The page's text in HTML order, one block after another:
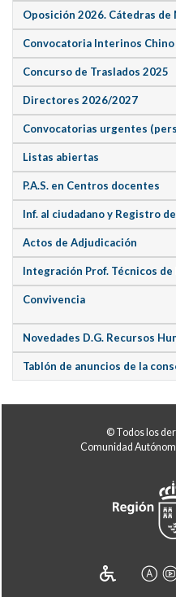
Oposición 2026. Cátedras de
Convocatoria Interinos Chino
Concurso de Traslados 2025
Directores 2026/2027
Convocatorias urgentes
Listas abiertas
P.A.S. en Centros docentes
Inf. al ciudadano y Registro
Actos de Adjudicación
Integración Prof. Técnicos de
Convivencia
Novedades D.G. Recursos
Tablón de anuncios de la
© Todos los
Comunidad